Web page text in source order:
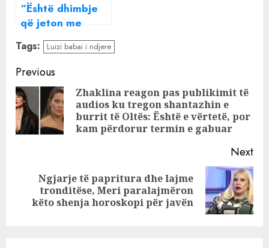
“Është dhimbje
që jeton me
mua”, aktorja e
njohur shqiptare
flet për humbjen
e binjakëve
Tags: Luizi babai i ndjere
Continue
Reading
Previous
Zhaklina reagon pas publikimit të
audios ku tregon shantazhin e
burrit të Oltës: Është e vërtetë, por
kam përdorur termin e gabuar
Next
Next
post:
Ngjarje të papritura dhe lajme
tronditëse, Meri paralajmëron
këto shenja horoskopi për javën